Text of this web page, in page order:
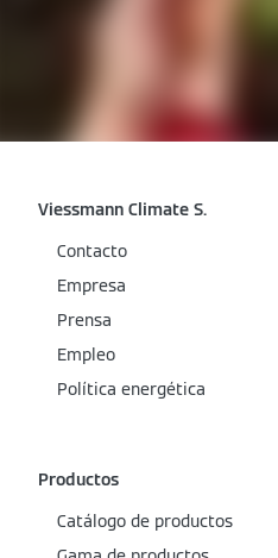
Viessmann Climate S.
Contacto
Empresa
Prensa
Empleo
Política energética
Productos
Catálogo de productos